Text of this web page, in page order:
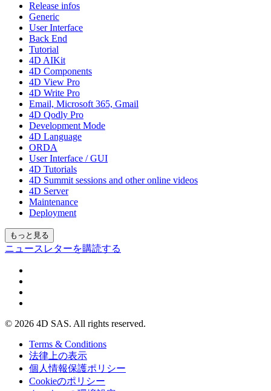
Release infos
Generic
User Interface
Back End
Tutorial
4D AIKit
4D Components
4D View Pro
4D Write Pro
Email, Microsoft 365, Gmail
4D Qodly Pro
Development Mode
4D Language
ORDA
User Interface / GUI
4D Tutorials
4D Summit sessions and other online videos
4D Server
Maintenance
Deployment
もっと見る
ニュースレターを購読する
© 2026 4D SAS. All rights reserved.
Terms & Conditions
法律上の表示
個人情報保護ポリシー
Cookieのポリシー